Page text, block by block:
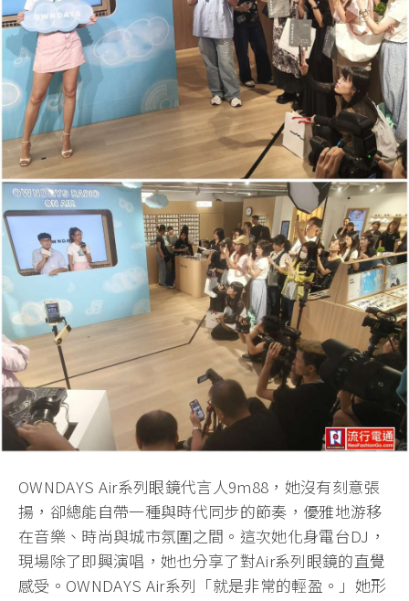
OWNDAYS Air系列眼鏡代言人9m88，她沒有刻意張
揚，卻總能自帶一種與時代同步的節奏，優雅地游移
在音樂、時尚與城市氛圍之間。這次她化身電台DJ，
現場除了即興演唱，她也分享了對Air系列眼鏡的直覺
感受。OWNDAYS Air系列「就是非常的輕盈。」她形